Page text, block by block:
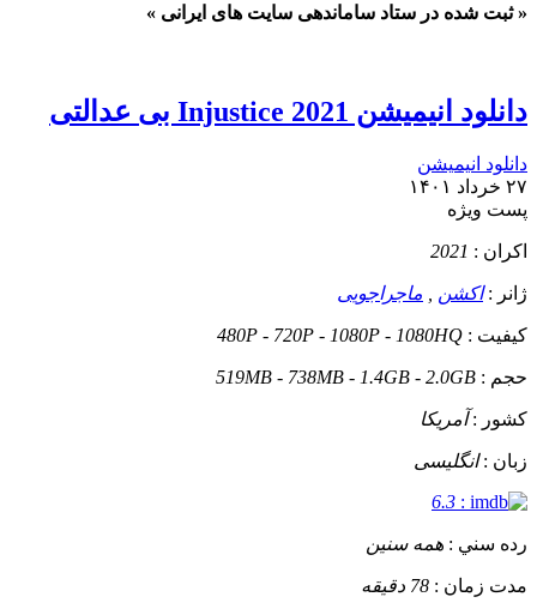
« ثبت شده در ستاد ساماندهی سایت های ایرانی »
دانلود انیمیشن Injustice 2021 بی عدالتی
دانلود انیمیشن
۲۷ خرداد ۱۴۰۱
پست ويژه
اکران : 2021
ژانر :اکشن ماجراجویی
کيفيت : 480P - 720P - 1080P - 1080HQ
حجم : 519MB - 738MB - 1.4GB - 2.0GB
کشور :آمریکا
زبان :انگلیسی
:
6.3
رده سني : همه سنین
مدت زمان : 78 دقیقه